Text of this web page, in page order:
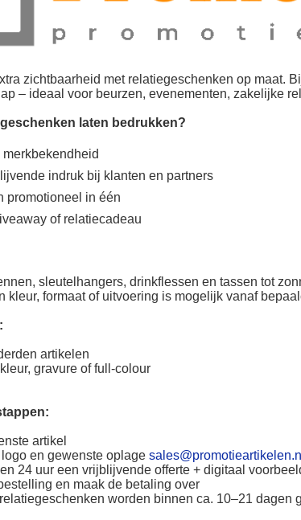
zichtbaarheid met relatiegeschenken op maat.
– ideaal voor beurzen, evenementen, zakelijke
laten bedrukken?
indruk bij klanten en partners
promotioneel in één
of relatiecadeau
sleutelhangers, drinkflessen en tassen tot
kleur, formaat of uitvoering is mogelijk vanaf
artikelen
gravure of full-colour
artikel
logo en gewenste oplage
24 uur een vrijblijvende offerte + digitaal
en maak de betaling over
worden binnen ca. 10–21 dagen